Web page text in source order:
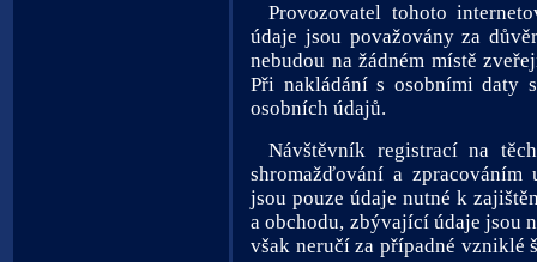
Provozovatel tohoto
údaje jsou považovány za
nebudou na žádném místě
Při nakládání s osobními daty
osobních údajů.
Návštěvník registrací na
shromažďování a zpracováním
jsou pouze údaje nutné k
a obchodu, zbývající údaje jsou
však neručí za případné vzniklé